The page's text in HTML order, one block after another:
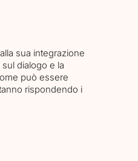
sua integrazione
dialogo e la
può essere
rispondendo i